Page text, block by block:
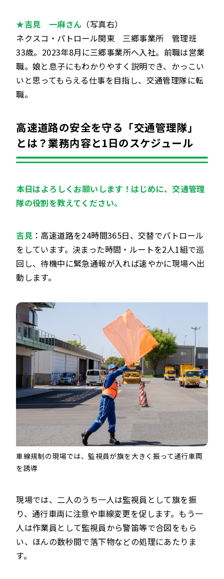
★吉見 一麻さん （写真右）
ネクスコ・パトロール関東 三郷事業所 管理班
33歳。2023年8月に三郷事業所へ入社。前職は営業
職。娘と息子にもわかりやすく説明でき、かっこい
いと思ってもらえる仕事を目指し、交通管理隊に転
職。
高速道路の安全を守る「交通管理隊」
とは？業務内容と1日のスケジュール
――本日はよろしくお願いします！はじめに、交通管理
隊の役割を教えてください。
吉見：高速道路を24時間365日、交替でパトロール
をしています。決まった時間・ルートを2人1組で巡
回し、待機中に緊急通報が入れば速やかに現場へ出
動します。
車線規制の現場では、監視員が旗を大きく振って通行車両
を誘導
現場では、二人のうち一人は監視員として旗を振
り、通行車両に注意や車線変更を促します。もう一
人は作業員として監視員から警笛等で合図をもら
い、ほんの数秒間で落下物などの処理にあたりま
す。